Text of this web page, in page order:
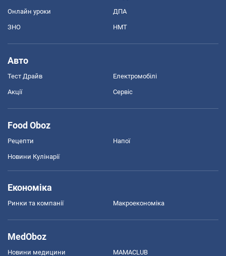
Онлайн уроки ДПА
ЗНО НМТ
Авто
Тест Драйв Електромобілі
Акції Сервіс
Food Oboz
Рецепти Напої
Новини Кулінарії
Економіка
Ринки та компанії Макроекономіка
MedOboz
Новини медицини MAMACLUB